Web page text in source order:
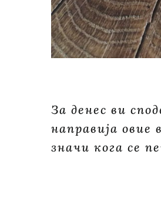
За денес ви
направија
значи кога се